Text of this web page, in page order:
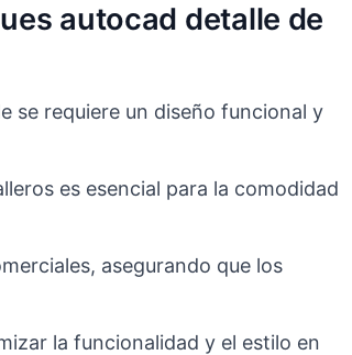
autocad detalle de
se requiere un diseño funcional y
es esencial para la comodidad
asegurando que los
la funcionalidad y el estilo en